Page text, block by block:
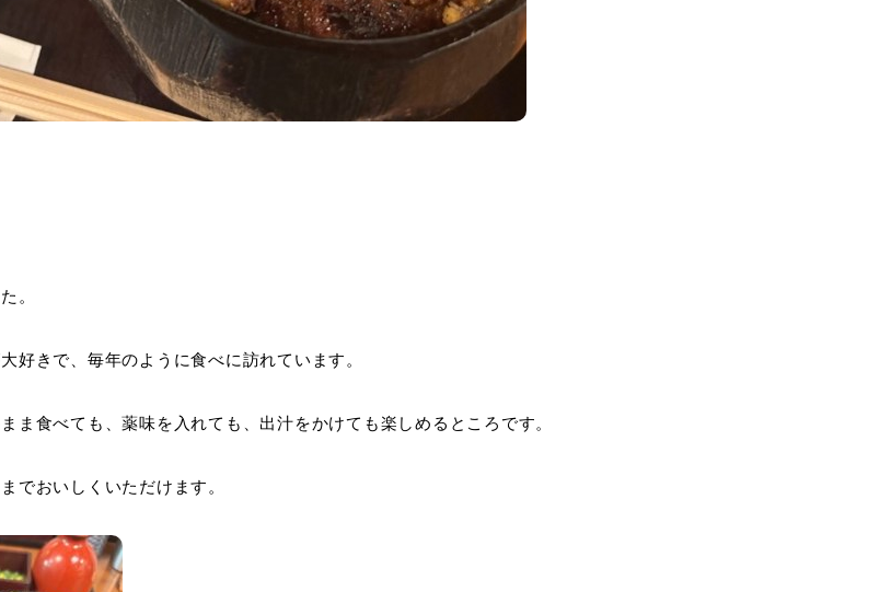
。
好きで、毎年のように食べに訪れています。
ま食べても、薬味を入れても、出汁をかけても楽しめるところです。
でおいしくいただけます。